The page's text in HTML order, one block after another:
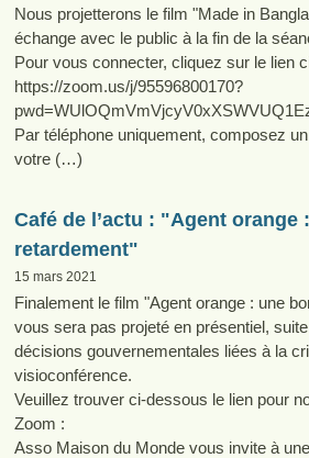
Nous projetterons le film "Made in
échange avec le public à la fin de la
Pour vous connecter, cliquez sur le lien
https://zoom.us/j/95596800170?
Par téléphone uniquement, composez
votre (…)
Café de l’actu : "Agent orange
retardement"
15 mars 2021
Finalement le film "Agent orange : une
vous sera pas projeté en présentiel,
décisions gouvernementales liées à la
visioconférence.
Veuillez trouver ci-dessous le lien pour
Zoom :
Asso Maison du Monde vous invite à